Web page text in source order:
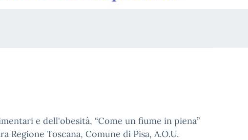
e dell'obesità, “Come un fiume in piena”
Toscana, Comune di Pisa, A.O.U.